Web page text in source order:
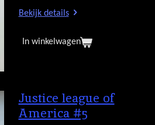
Bekijk details
In winkelwagen
Justice league of
America #5